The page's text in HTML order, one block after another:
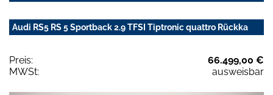
Audi RS5 RS 5 Sportback 2.9 TFSI Tiptronic quattro Rückka
Preis:
66.499,00 €
MWSt:
ausweisbar